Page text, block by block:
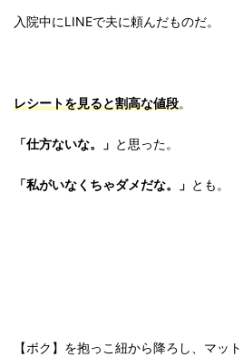
入院中にLINEで夫に頼んだものだ。
レシートを見ると割高な値段。
「仕方ないな。」 と思った。
「私がいなくちゃダメだな。」 とも。
【ボク】を抱っこ紐から降ろし、マット